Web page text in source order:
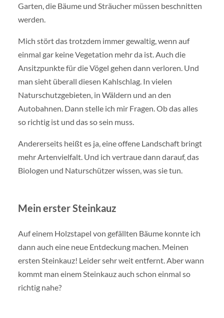
Garten, die Bäume und Sträucher müssen beschnitten
werden.
Mich stört das trotzdem immer gewaltig, wenn auf
einmal gar keine Vegetation mehr da ist. Auch die
Ansitzpunkte für die Vögel gehen dann verloren. Und
man sieht überall diesen Kahlschlag. In vielen
Naturschutzgebieten, in Wäldern und an den
Autobahnen. Dann stelle ich mir Fragen. Ob das alles
so richtig ist und das so sein muss.
Andererseits heißt es ja, eine offene Landschaft bringt
mehr Artenvielfalt. Und ich vertraue dann darauf, das
Biologen und Naturschützer wissen, was sie tun.
Mein erster Steinkauz
Auf einem Holzstapel von gefällten Bäume konnte ich
dann auch eine neue Entdeckung machen. Meinen
ersten Steinkauz! Leider sehr weit entfernt. Aber wann
kommt man einem Steinkauz auch schon einmal so
richtig nahe?